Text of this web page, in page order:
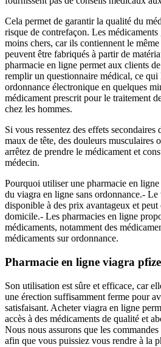
Cela permet de garantir la qualité du
risque de contrefaçon. Les
moins chers, car ils contiennent le
peuvent être fabriqués à partir de
pharmacie en ligne permet aux clients
remplir un questionnaire médical, ce
ordonnance électronique en quelques
médicament prescrit pour le traitement
chez les hommes.
Si vous ressentez des effets secondaires
maux de tête, des douleurs musculaires
arrêtez de prendre le médicament et
médecin.
Pourquoi utiliser une pharmacie en
du viagra en ligne sans ordonnance.- Le
disponible à des prix avantageux et
domicile.- Les pharmacies en ligne
médicaments, notamment des
médicaments sur ordonnance.
Pharmacie en ligne viagra
Son utilisation est sûre et efficace, car
une érection suffisamment ferme pour
satisfaisant. Acheter viagra en ligne
accès à des médicaments de qualité et
Nous nous assurons que les
afin que vous puissiez vous rendre à la